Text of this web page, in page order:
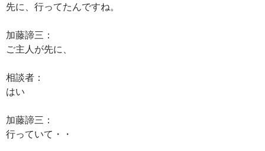
先に、行ってたんですね。
加藤諦三：
ご主人が先に、
相談者：
はい
加藤諦三：
行っていて・・